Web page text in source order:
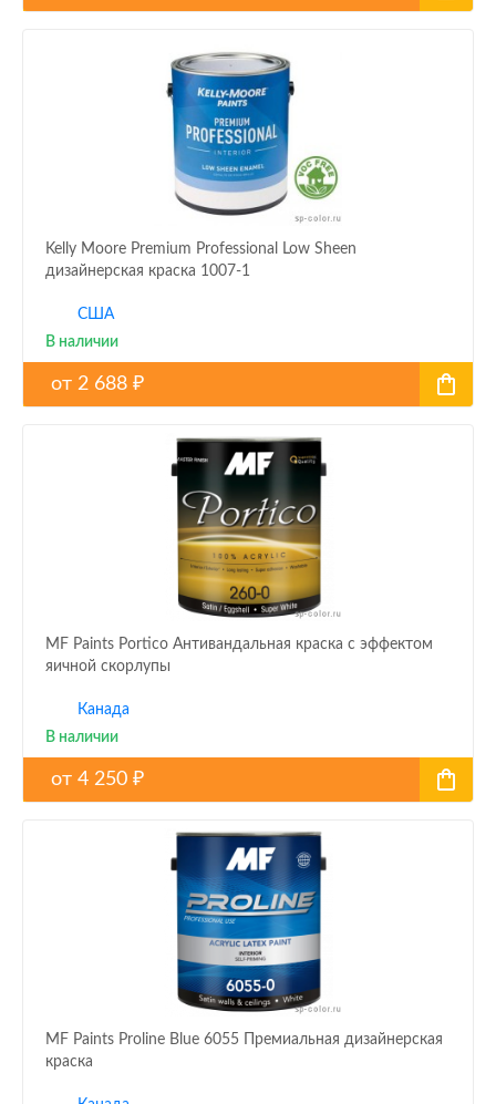
Kelly Moore Premium Professional Low Sheen
дизайнерская краска 1007-1
США
В наличии
от 2 688 ₽
MF Paints Portico Антивандальная краска с эффектом
яичной скорлупы
Канада
В наличии
от 4 250 ₽
MF Paints Proline Blue 6055 Премиальная дизайнерская
краска